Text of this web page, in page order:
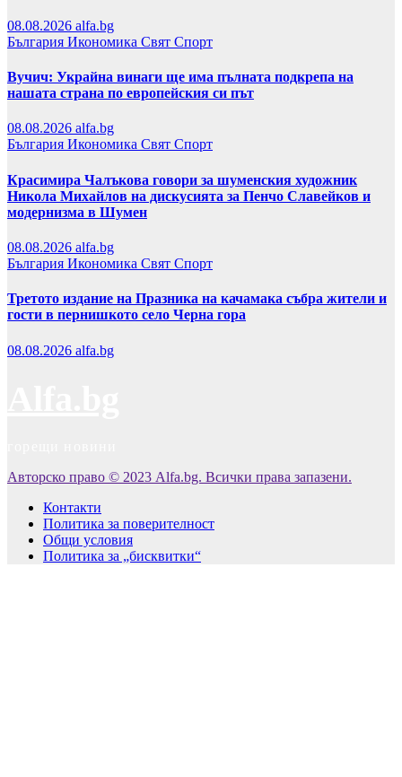
08.08.2026 alfa.bg
България Икономика Свят Спорт
Вучич: Украйна винаги ще има пълната подкрепа на
нашата страна по европейския си път
08.08.2026 alfa.bg
България Икономика Свят Спорт
Красимира Чалъкова говори за шуменския художник
Никола Михайлов на дискусията за Пенчо Славейков и
модернизма в Шумен
08.08.2026 alfa.bg
България Икономика Свят Спорт
Третото издание на Празника на качамака събра жители и
гости в пернишкото село Черна гора
08.08.2026 alfa.bg
Авторско право © 2023 Alfa.bg. Всички права запазени.
Контакти
Политика за поверителност
Общи условия
Политика за „бисквитки“